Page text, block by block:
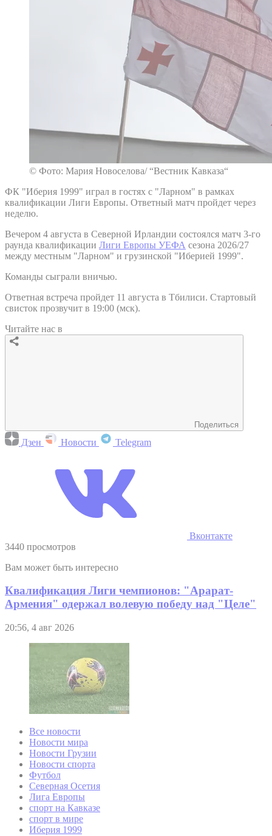
© Фото: Мария Новоселова/ “Вестник Кавказа“
ФК "Иберия 1999" играл в гостях с "Ларном" в рамках
квалификации Лиги Европы. Ответный матч пройдет через
неделю.
Вечером 4 августа в Северной Ирландии состоялся матч 3-го
раунда квалификации Лиги Европы УЕФА сезона 2026/27
между местным "Ларном" и грузинской "Иберией 1999".
Команды сыграли вничью.
Ответная встреча пройдет 11 августа в Тбилиси. Стартовый
свисток прозвучит в 19:00 (мск).
Читайте нас в
Поделиться
Дзен Новости Telegram
Вконтакте
3440 просмотров
Вам может быть интересно
Квалификация Лиги чемпионов: "Арарат-
Армения" одержал волевую победу над "Целе"
20:56, 4 авг 2026
Все новости
Новости мира
Новости Грузии
Новости спорта
Футбол
Северная Осетия
Лига Европы
спорт на Кавказе
спорт в мире
Иберия 1999